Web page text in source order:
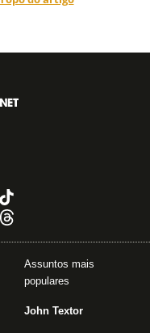
Assuntos mais
populares
John Textor